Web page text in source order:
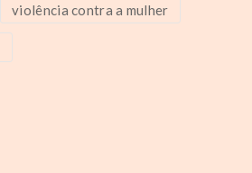
violência contra a mulher